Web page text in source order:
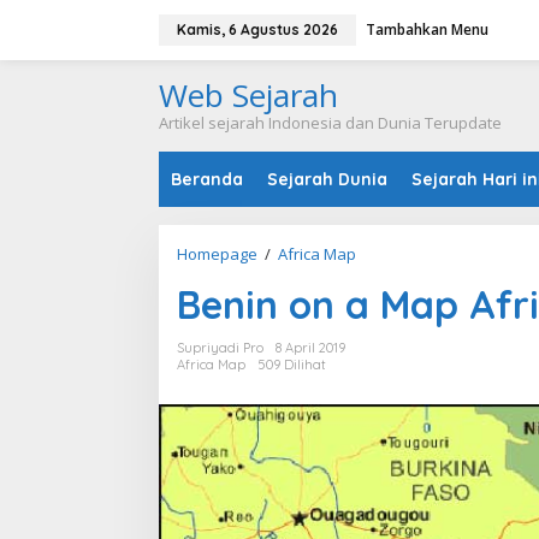
Kamis, 6 Agustus 2026 Tambahkan Menu
Web Sejarah
Artikel sejarah Indonesia dan Dunia Terupdate
Beranda Sejarah Dunia Sejarah Hari
Homepage / Africa Map
n
i
a
a
f
Benin on a Map
Supriyadi Pro
8 April 2019
Africa Map
509 Dilihat